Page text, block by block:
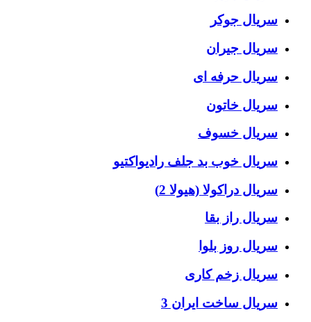
سریال جوکر
سریال جیران
سریال حرفه ای
سریال خاتون
سریال خسوف
سریال خوب بد جلف رادیواکتیو
سریال دراکولا (هیولا 2)
سریال راز بقا
سریال روز بلوا
سریال زخم کاری
سریال ساخت ایران 3